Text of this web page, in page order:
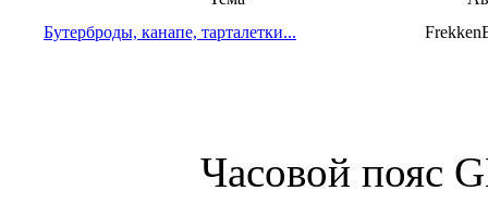
Бутерброды, канапе, тарталетки...
Часовой пояс